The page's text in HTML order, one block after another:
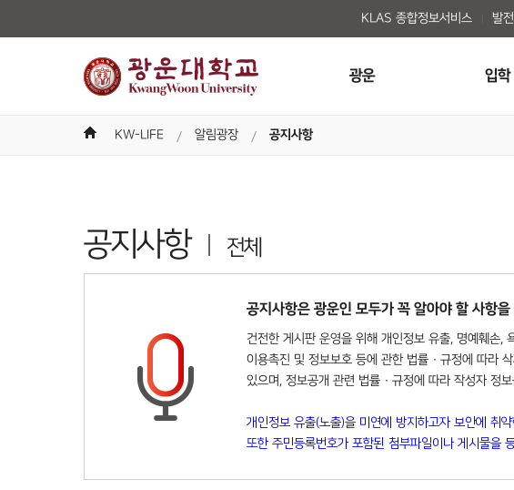
KLAS 종합정보서비스 발
광운 입학
KW-LIFE 알림광장 공지사항
공지사항 전체
공지사항은 광운인 모두가 꼭 알아야 할 사항
건전한 게시판 운영을 위해 개인정보 유출, 명예훼손,
이용촉진 및 정보보호 등에 관한 법률 · 규정에 따라
있으며, 정보공개 관련 법률 · 규정에 따라 작성자 정
개인정보 유출(노출)을 미연에 방지하고자 보안에 취
또한 주민등록번호가 포함된 첨부파일이나 게시물을